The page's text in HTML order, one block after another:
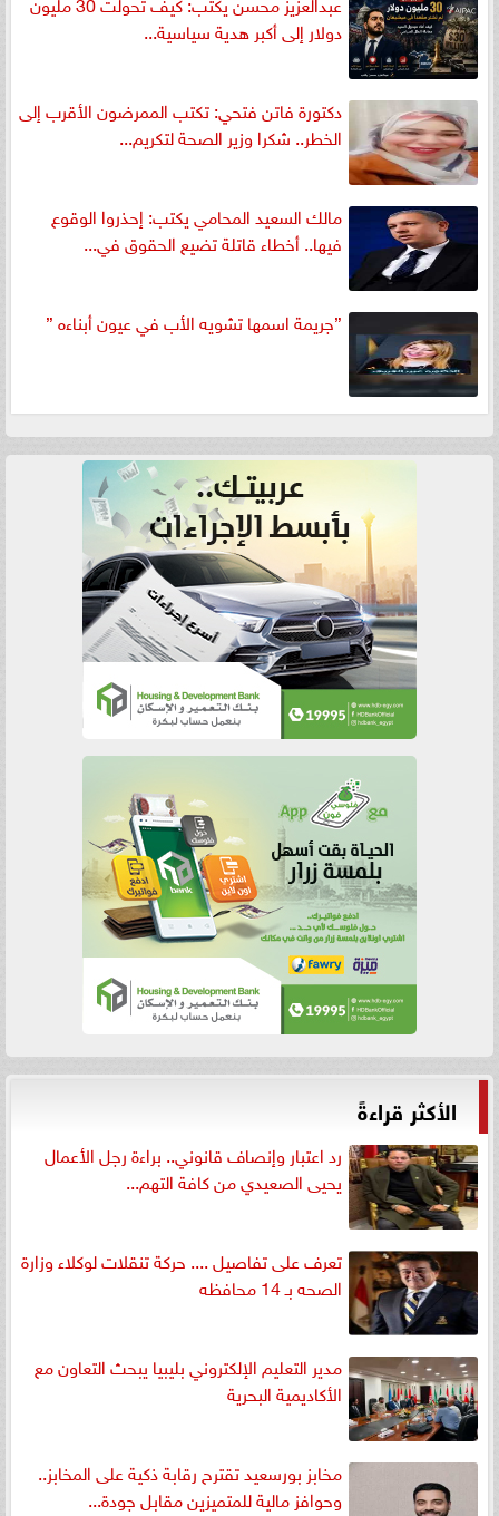
دولار إلى أكبر هدية سياسية...
دكتورة فاتن فتحي: تكتب الممرضون الأقرب إلى
الخطر.. شكرا وزير الصحة لتكريم...
مالك السعيد المحامي يكتب: إحذروا الوقوع
فيها.. أخطاء قاتلة تضيع الحقوق في...
”جريمة اسمها تشويه الأب في عيون أبناءه ”
الأكثر قراءةً
رد اعتبار وإنصاف قانوني.. براءة رجل الأعمال
يحيى الصعيدي من كافة التهم...
تعرف على تفاصيل .... حركة تنقلات لوكلاء وزارة
الصحه بـ 14 محافظه
مدير التعليم الإلكتروني بليبيا يبحث التعاون مع
الأكاديمية البحرية
مخابز بورسعيد تقترح رقابة ذكية على المخابز..
وحوافز مالية للمتميزين مقابل جودة...